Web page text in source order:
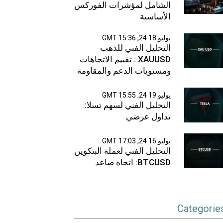
الشامل لمؤشرات الفوركس
الأساسية
يوليو 18 24, 15:36 GMT
التحليل الفني للذهب
XAUUSD : تقييم الاتجاهات
ومستويات الدعم والمقاومة
يوليو 19 24, 15:55 GMT
التحليل الفني لسهم تسلا:
تداول عرضي
يوليو 16 24, 17:03 GMT
التحليل الفني لعملة البتكوين
BTCUSD: اتجاه صاعد